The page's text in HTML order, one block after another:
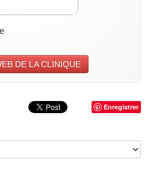
DE LA CLINIQUE
Enregistrer